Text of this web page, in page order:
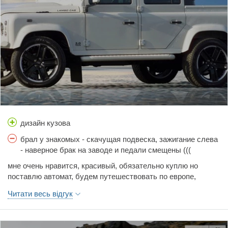
10л/100км. Для довольно тяжелой машины с полным
приводом и турбодизелем с ТНВД!! Очень надежный
(может попался такой), я не знаю, что нужно с ним сделать,
чтобы он просто встал и все...... Наверное утопить и
скинуть с обрыва. Никогда не подводил, безумно простая
конструкция, и все откручивается!Проходимость просто на
высоте, а при наличии лебедки возможности не
ограничены. Проверено при поездках за город на выходных.
Просто уникальный автомобиль.И чем больше езжу, тем он
больше нравится!! А что касаемо недостатков, то место
водителя-дело привычки, вода как затекла так и вытечет,
печка слабая - одеваемся потеплее)), а в сильные морозы
можно не глушить)))) Для комфорта существует Range
дизайн кузова
брал у знакомых - скачущая подвеска, зажигание слева
- наверное брак на заводе и педали смещены (((
мне очень нравится, красивый, обязательно куплю но
поставлю автомат, будем путешествовать по европе,
автомобиль и действительно - кемел трофи именно на нем
(сейчас езжу на ниве. не вдохновляет) уже купили два
брелка! 1500 000 для такого легендарного автомобиля не
Читати весь відгук